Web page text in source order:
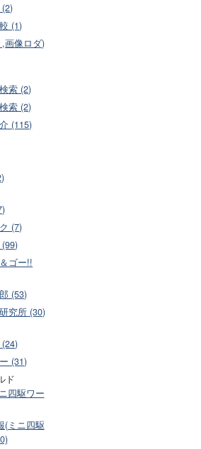
(1)
画像ロダ)
索 (2)
索 (2)
(115)
(7)
ゴー!!
(53)
究所 (30)
(31)
ド
四駆ワー
(ミニ四駆